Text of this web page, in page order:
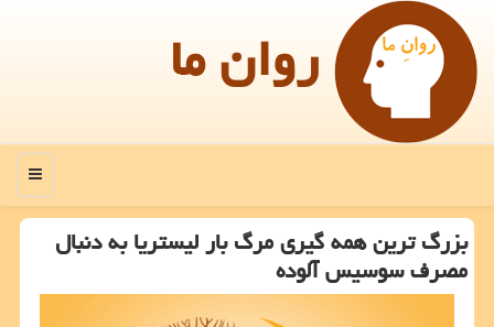
روان ما
منو
بزرگ ترین همه گیری مرگ بار لیستریا به دنبال
مصرف سوسیس آلوده